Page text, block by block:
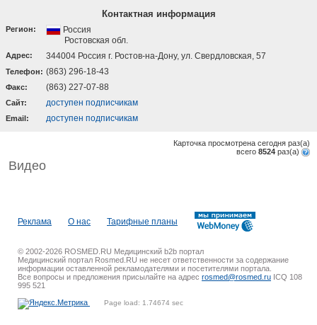
Контактная информация
Регион:
Россия
Ростовская обл.
Адрес: 344004 Россия г. Ростов-на-Дону, ул. Свердловская, 57
Телефон: (863) 296-18-43
Факс: (863) 227-07-88
Cайт: доступен подписчикам
Email: доступен подписчикам
Карточка просмотрена сегодня раз(a)
всего 8524 раз(a)
Видео
Реклама О нас Тарифные планы
© 2002-2026 ROSMED.RU Медицинский b2b портал
Медицинский портал Rosmed.RU не несет ответственности за содержание
информации оставленной рекламодателями и посетителями портала.
Все вопросы и предложения присылайте на адрес rosmed@rosmed.ru ICQ 108
995 521
Page load: 1.74674 sec